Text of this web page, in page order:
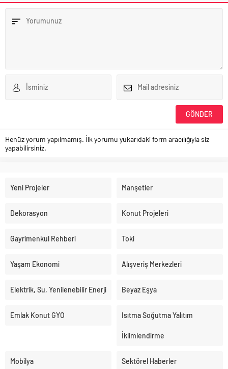
Henüz yorum yapılmamış. İlk yorumu yukarıdaki form aracılığıyla siz
yapabilirsiniz.
Yeni Projeler Manşetler
Dekorasyon Konut Projeleri
Gayrimenkul Rehberi Toki
Yaşam Ekonomi Alışveriş Merkezleri
Elektrik, Su, Yenilenebilir Enerji Beyaz Eşya
Emlak Konut GYO Isıtma Soğutma Yalıtım
İklimlendirme
Mobilya Sektörel Haberler